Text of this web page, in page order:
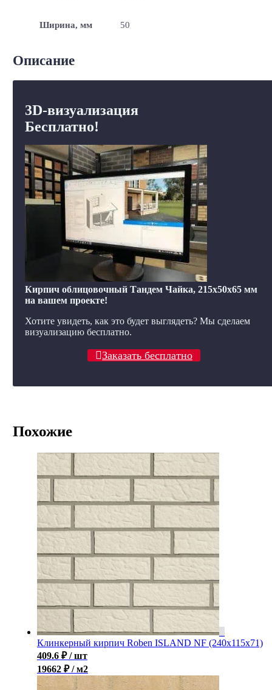
Ширина, мм 50
Описание
3D-визуализация
Бесплатно!
Кирпич облицовочный Тандем Чайка, 215x50x65 мм
на вашем проекте!
Хотите увидеть, как это будет выглядеть? Мы сделаем
визуализацию бесплатно.
Заказать бесплатно
Похожие
Клинкерный кирпич Roben ISLAND NF (240x115x71)
409.6 ₽ / шт
19662 ₽ / м2